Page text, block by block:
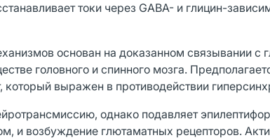
токи через GABA- и глицин-
основан на доказанном связывании с
головного и спинного мозга.
выражен в противодействии
однако подавляет
и возбуждение глютаматных рецепторов.